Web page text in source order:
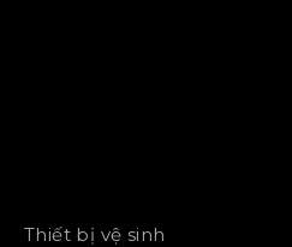
Thiết bị vệ sinh